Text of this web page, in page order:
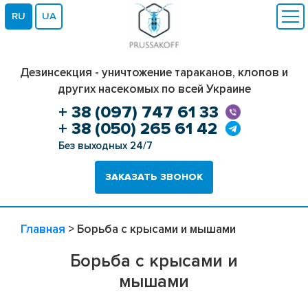
RU UA
Дезинсекция - уничтожение тараканов, клопов и
других насекомых по всей Украине
+ 38 (097) 747 61 33
+ 38 (050) 265 61 42
Без выходных 24/7
ЗАКАЗАТЬ ЗВОНОК
Главная > Борьба с крысами и мышами
Борьба с крысами и
мышами